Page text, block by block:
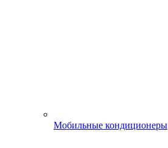
Мобильные кондиционеры